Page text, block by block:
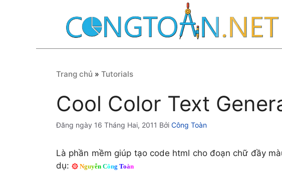
Trang chủ » Tutorials
Cool Color Text
16 Tháng Hai, 2011 Bởi Công Toàn
Là phần mềm giúp tạo code html cho đoạn chữ đầy
dụ: ۞ Nguyễn Công Toàn